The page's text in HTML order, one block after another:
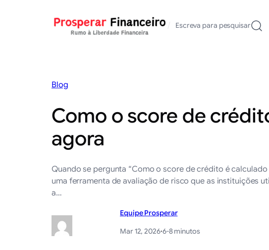
/ Escreva para pesquisar
Blog
Como o score de
agora
Quando se pergunta “Como o score de crédito é
uma ferramenta de avaliação de risco que as instituições
a…
Equipe Prosperar
Mar 12, 2026·6-8 minutos